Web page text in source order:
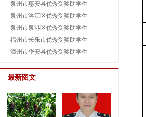
泉州市惠安县优秀受奖助学生
泉州市洛江区优秀受奖助学生
泉州市泉港区优秀受奖助学生
福州市长乐市优秀受奖助学生
漳州市华安县优秀受奖助学生
最新图文